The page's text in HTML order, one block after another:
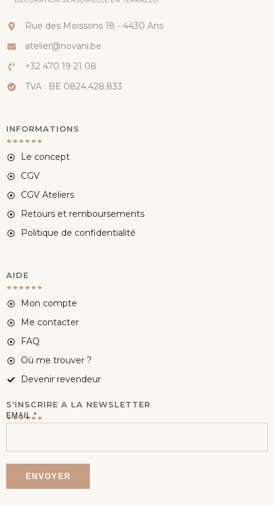
Rue des Moissons 18 - 4430 Ans
atelier@novani.be
+32 470 19 21 08
TVA : BE 0824.428.833
INFORMATIONS
Le concept
CGV
CGV Ateliers
Retours et remboursements
Politique de confidentialité
AIDE
Mon compte
Me contacter
FAQ
Où me trouver ?
Devenir revendeur
S'INSCRIRE A LA NEWSLETTER
E
EMAIL*
ENVOYER